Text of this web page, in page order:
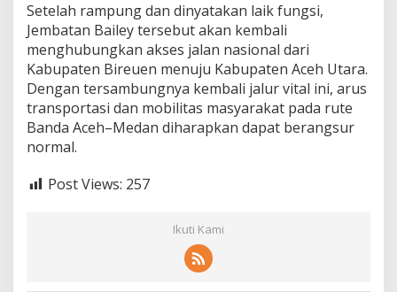
Setelah rampung dan dinyatakan laik fungsi,
Jembatan Bailey tersebut akan kembali
menghubungkan akses jalan nasional dari
Kabupaten Bireuen menuju Kabupaten Aceh Utara.
Dengan tersambungnya kembali jalur vital ini, arus
transportasi dan mobilitas masyarakat pada rute
Banda Aceh–Medan diharapkan dapat berangsur
normal.
Post Views: 257
Ikuti Kami